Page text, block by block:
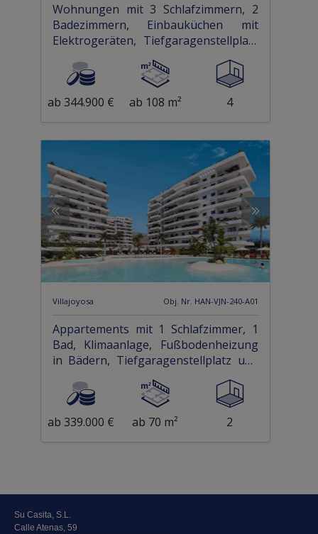
Wohnungen mit 3 Schlafzimmern, 2
Badezimmern, Einbauküchen mit
Elektrogeräten, Tiefgaragenstellplatz
und Gemeinschaftspool
ab 344.900 € ab 108 m² 4
Villajoyosa Obj. Nr. HAN-VJN-240-A01
Appartements mit 1 Schlafzimmer, 1
Bad, Klimaanlage, Fußbodenheizung
in Bädern, Tiefgaragenstellplatz und
Gemeinschaftspool nur 300 m vom
Strand
ab 339.000 €
ab 70 m² 2
Su Casita, S.L.
Calle Atenas, 59